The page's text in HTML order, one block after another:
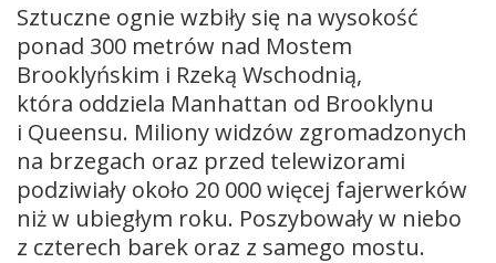
Sztuczne ognie wzbiły się na wysokość
ponad 300 metrów nad Mostem
Brooklyńskim i Rzeką Wschodnią,
która oddziela Manhattan od Brooklynu
i Queensu. Miliony widzów zgromadzonych
na brzegach oraz przed telewizorami
podziwiały około 20 000 więcej fajerwerków
niż w ubiegłym roku. Poszybowały w niebo
z czterech barek oraz z samego mostu.